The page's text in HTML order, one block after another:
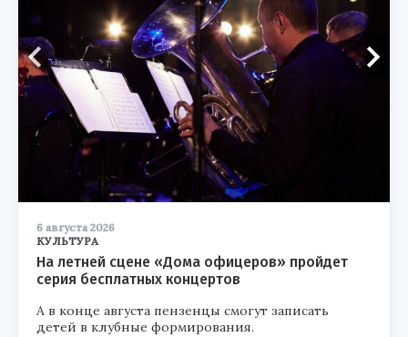
6 августа 2026
КУЛЬТУРА
На летней сцене «Дома офицеров» пройдет
серия бесплатных концертов
А в конце августа пензенцы смогут записать
детей в клубные формирования.